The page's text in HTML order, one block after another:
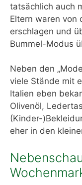
tatsächlich auch
Eltern waren von
erschlagen und
Bummel-Modus
Neben den
viele Stände mit
Italien eben
Olivenöl,
(Kinder-
eher in den